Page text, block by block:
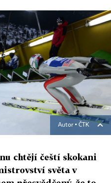
Autor ▪ ČTK
chtějí čeští skokani
světa v